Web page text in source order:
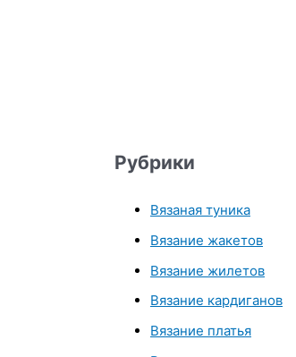
Рубрики
Вязаная туника
Вязание жакетов
Вязание жилетов
Вязание кардиганов
Вязание платья